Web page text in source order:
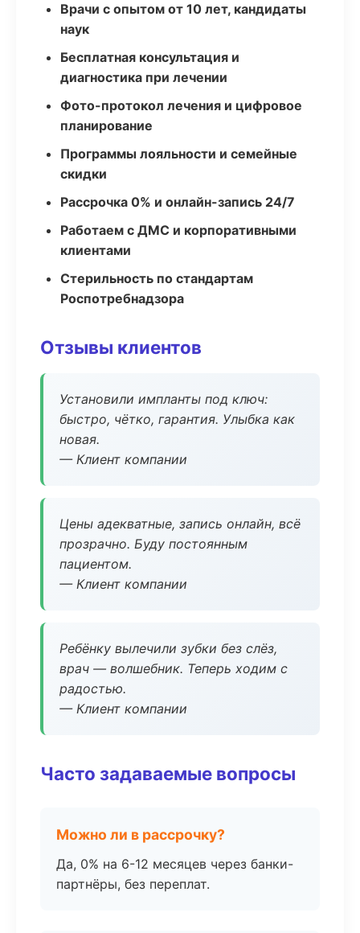
Врачи с опытом от 10 лет, кандидаты
наук
Бесплатная консультация и
диагностика при лечении
Фото-протокол лечения и цифровое
планирование
Программы лояльности и семейные
скидки
Рассрочка 0% и онлайн-запись 24/7
Работаем с ДМС и корпоративными
клиентами
Стерильность по стандартам
Роспотребнадзора
Отзывы клиентов
Установили импланты под ключ:
быстро, чётко, гарантия. Улыбка как
новая.
— Клиент компании
Цены адекватные, запись онлайн, всё
прозрачно. Буду постоянным
пациентом.
— Клиент компании
Ребёнку вылечили зубки без слёз,
врач — волшебник. Теперь ходим с
радостью.
— Клиент компании
Часто задаваемые вопросы
Можно ли в рассрочку?
Да, 0% на 6-12 месяцев через банки-
партнёры, без переплат.